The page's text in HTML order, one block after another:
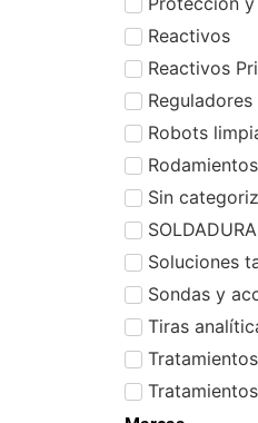
Reactivos
Reactivos
Robots
Rodamientos
Sin
Soluciones
Sondas y
Tiras